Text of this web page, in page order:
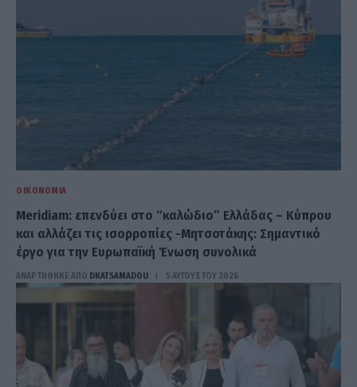
ΟΙΚΟΝΟΜΊΑ
Meridiam: επενδύει στο “καλώδιο” Ελλάδας – Κύπρου
και αλλάζει τις ισορροπίες -Μητσοτάκης: Σημαντικό
έργο για την Ευρωπαϊκή Ένωση συνολικά
ΑΝΑΡΤΗΘΗΚΕ ΑΠΟ DKATSAMADOU 5 ΑΥΓΟΎΣΤΟΥ 2026